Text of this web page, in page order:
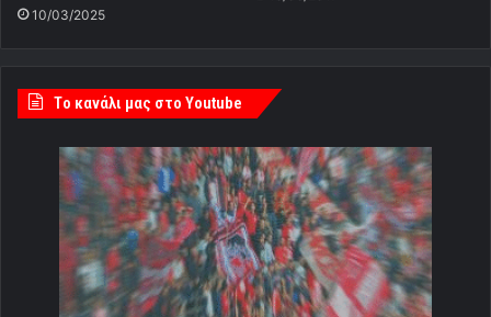
10/03/2025
Tο κανάλι μας στο Youtube